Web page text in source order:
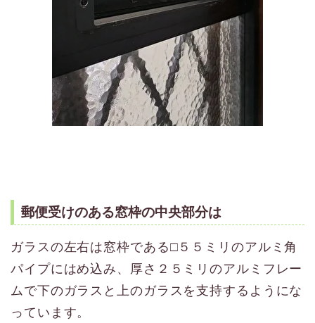
郵便受けのある窓枠の中央部分は
ガラスの左右は窓枠である□５５ミリのアルミ角
パイプにはめ込み、厚さ２５ミリのアルミフレー
ムで下のガラスと上のガラスを支持するようにな
っています。